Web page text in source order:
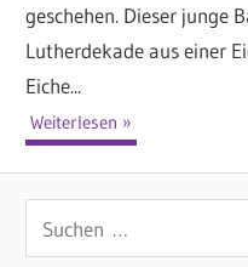
geschehen. Dieser junge
Lutherdekade aus einer
Eiche...
Weiterlesen
u